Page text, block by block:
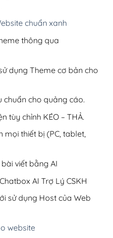
chuẩn xanh
thông qua
dụng Theme cơ bản cho
chuẩn cho quảng cáo.
tùy chỉnh KÉO – THẢ.
mọi thiết bị (PC, tablet,
viết bằng AI
AI Trợ Lý CSKH
sử dụng Host của Web
website